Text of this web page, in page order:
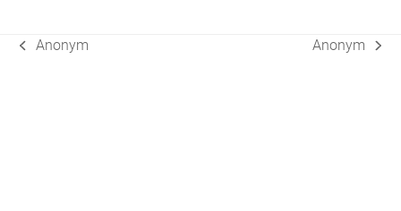
vorheriger
Anonym
Nächster
Anonym